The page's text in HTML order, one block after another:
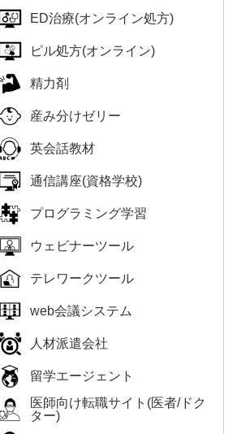
ED治療(オンライン処方)
ピル処方(オンライン)
精力剤
産み分けゼリー
英会話教材
通信講座(資格学校)
プログラミング学習
ウェビナーツール
テレワークツール
web会議システム
人材派遣会社
留学エージェント
医師向け転職サイト(医者/ドク
ター)